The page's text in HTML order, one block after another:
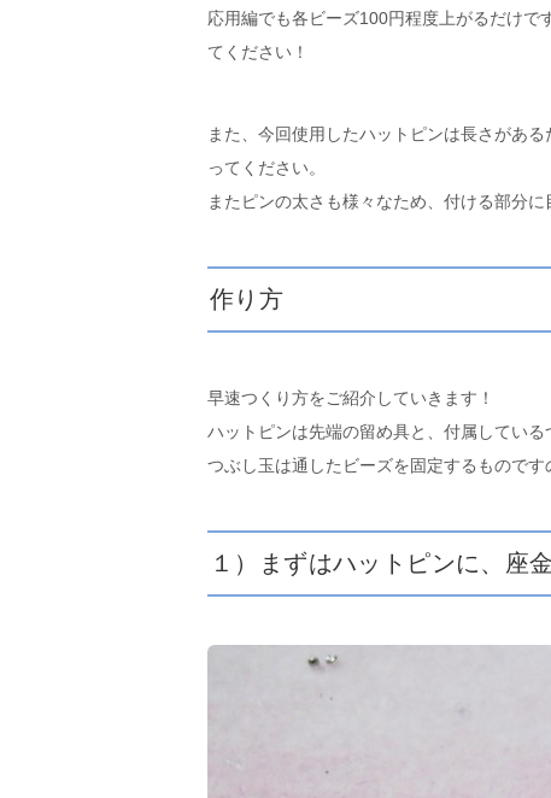
応用編でも各ビーズ100円程度上がるだけで
てください！
また、今回使用したハットピンは長さがあ
ってください。
またピンの太さも様々なため、付ける部分
作り方
早速つくり方をご紹介していきます！
ハットピンは先端の留め具と、付属している
つぶし玉は通したビーズを固定するものです
１）まずはハットピンに、座